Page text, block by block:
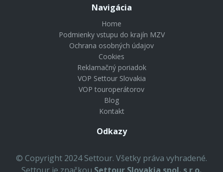
Navigácia
Home
Podmienky vstupu do krajín MZV
Ochrana osobných údajov
Cookies
Reklamačný poriadok
VOP Settour Slovakia
VOP touroperátorov
Blog
Kontakt
Odkazy
© Copyright 2024 Settour. Všetky práva vyhradené.